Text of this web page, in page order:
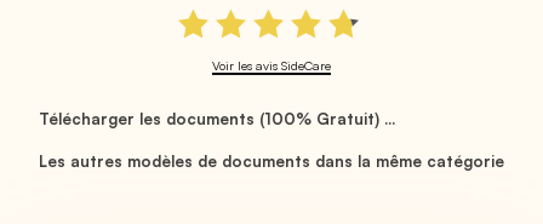
Voir les avis SideCare
Télécharger les documents (100% Gratuit) ...
Les autres modèles de documents dans la même catégorie